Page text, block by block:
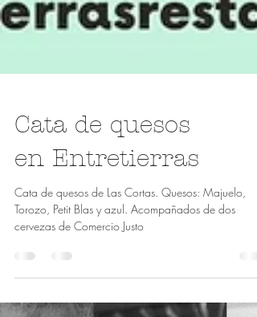
Cata de quesos
en Entretierras
Cata de quesos de Las Cortas. Quesos: Majuelo,
cervezas de Comercio Justo